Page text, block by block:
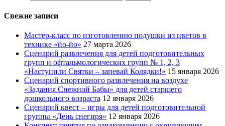
Свежие записи
Мастер-класс по изготовлению подушки из цветов в
технике «йо-йо» 27 марта 2026
Сценарий развлечения для детей подготовительных
групп и офтальмологических групп № 1, 2, 3
«Наступили Святки – запевай Колядки!» 15 января 2026
Сценарий спортивного развлечения на воздухе
«Задания Снежной Бабы» для детей старшего
дошкольного возраста 12 января 2026
Сценарий квест – игры для детей подготовительной
группы «День снегиря» 12 января 2026